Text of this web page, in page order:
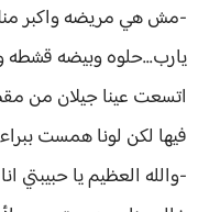
-مش هي مريضه واكبر
يارب...حلوه وبيضه
اتسعت عينا جيلان من
فيها لكن لونا همست
-والله العظيم يا